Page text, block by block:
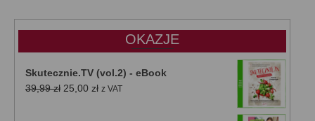
OKAZJE
Skutecznie.TV (vol.2) - eBook
39,99zł Pierwotna
25,00 złAktualna
z VAT